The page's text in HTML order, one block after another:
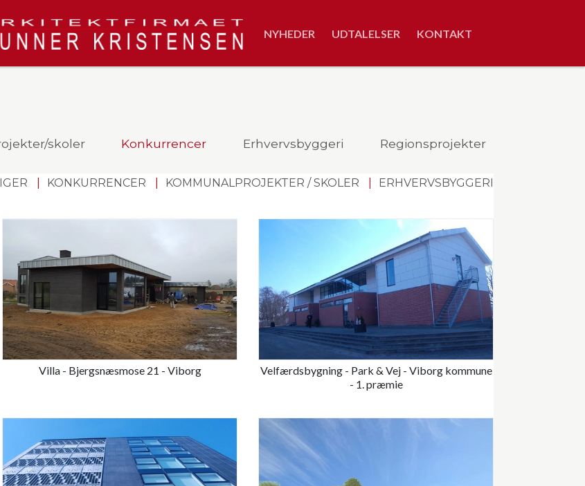
NYHEDER UDTALELSER KONTAKT
skoler Konkurrencer Erhvervsbyggeri Regionsprojekter
KONKURRENCER KOMMUNALPROJEKTER / SKOLER ERHVERVSBYGGERI
Villa - Bjergsnæsmose 21 - Viborg
Velfærdsbygning - Park & Vej - Viborg kommune
- 1. præmie